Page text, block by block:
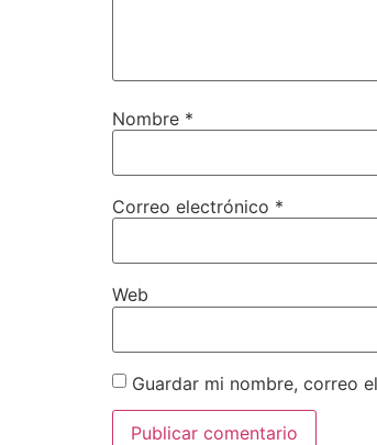
Nombre *
Correo electrónico *
Web
Guardar mi nombre, correo